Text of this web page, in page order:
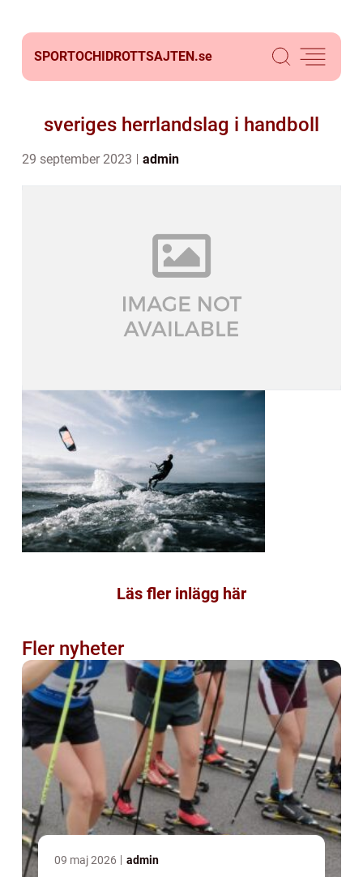
SPORTOCHIDROTTSAJTEN.se
sveriges herrlandslag i handboll
29 september 2023 admin
Läs fler inlägg här
Fler nyheter
09 maj 2026 admin